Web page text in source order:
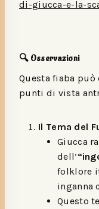
di-giucca-e-la-
🔍 Osservazioni
Questa fiaba può
punti di vista
Il Tema del
Giucca
dell’
folklore
inganna
Questo